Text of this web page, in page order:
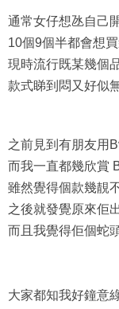
通常女仔想氹自己
10個9個半都會想買
現時流行既某幾個
款式睇到悶又好似
之前見到有朋友用
而我一直都幾欣賞
雖然覺得個款幾靚
之後就發覺原來佢
而且我覺得佢個蛇
大家都知我好鐘意